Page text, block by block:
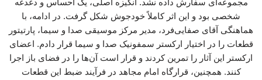
مجموعه‌ای سفارش داده نشد. انگیزه اصلی، یک احساس و دغدغه
شخصی بود و این اثر کاملاً خودجوش شکل گرفت. در ادامه، با
هماهنگی آقای صفایی‌فرد، مدیر مرکز موسیقی صدا و سیما، پارتیتور
قطعات را در اختیار ارکستر سمفونیک صدا و سیما قرار دادم. اعضای
ارکستر این آثار را تمرین کردند و قرار است آن‌ها را در فضای باز اجرا
کنند. همچنین، قرارگاه امام مجاهد در فرآیند ضبط این قطعات